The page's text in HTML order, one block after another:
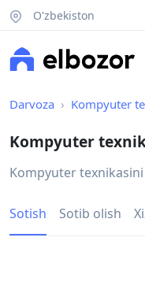
O'zbekiston
Darvoza Kompyuter
Kompyuter
Kompyuter
Sotish Sotib olish